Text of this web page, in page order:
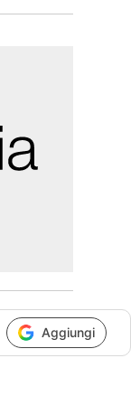
Aggiungi